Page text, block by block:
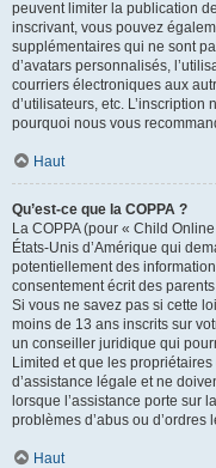
peuvent limiter la publication
inscrivant, vous pouvez
supplémentaires qui ne sont
d’avatars personnalisés,
courriers électroniques aux
d’utilisateurs, etc. L’inscription
pourquoi nous vous
Haut
Qu’est-ce que la COPPA ?
La COPPA (pour « Child
États-Unis d’Amérique qui
potentiellement des
consentement écrit des
Si vous ne savez pas si cette
moins de 13 ans inscrits sur
un conseiller juridique qui
Limited et que les
d’assistance légale et ne
lorsque l’assistance porte sur
problèmes d’abus ou d’ordres
Haut